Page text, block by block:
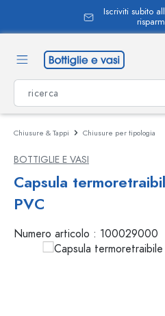
Iscriviti subito
Chiusure & Tappi Chiusure per tipologia
BOTTIGLIE E VASI
Capsula
PVC
Numero articolo : 100029000